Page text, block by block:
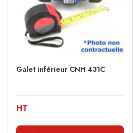
Galet inférieur CNH 431C
HT